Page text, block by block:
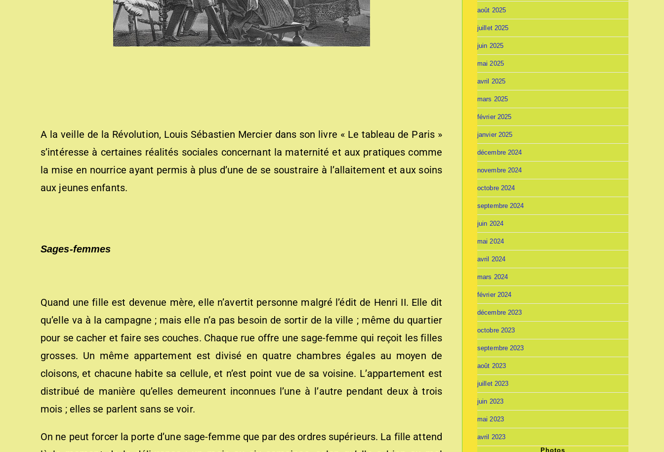
A la veille de la Révolution, Louis Sébastien Mercier dans son livre « Le tableau de Paris »
s’intéresse à certaines réalités sociales concernant la maternité et aux pratiques comme
la mise en nourrice ayant permis à plus d’une de se soustraire à l’allaitement et aux soins
aux jeunes enfants.
Sages-femmes
Quand une fille est devenue mère, elle n’avertit personne malgré l’édit de Henri II. Elle dit
qu’elle va à la campagne ; mais elle n’a pas besoin de sortir de la ville ; même du quartier
pour se cacher et faire ses couches. Chaque rue offre une sage-femme qui reçoit les filles
grosses. Un même appartement est divisé en quatre chambres égales au moyen de
cloisons, et chacune habite sa cellule, et n’est point vue de sa voisine. L’appartement est
distribué de manière qu’elles demeurent inconnues l’une à l’autre pendant deux à trois
mois ; elles se parlent sans se voir.
On ne peut forcer la porte d’une sage-femme que par des ordres supérieurs. La fille attend
août 2025
juillet 2025
juin 2025
mai 2025
avril 2025
mars 2025
février 2025
janvier 2025
décembre 2024
novembre 2024
octobre 2024
septembre 2024
juin 2024
mai 2024
avril 2024
mars 2024
février 2024
décembre 2023
octobre 2023
septembre 2023
août 2023
juillet 2023
juin 2023
mai 2023
avril 2023
Photos